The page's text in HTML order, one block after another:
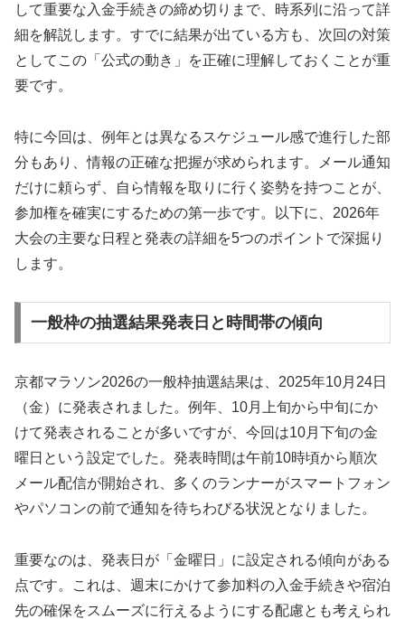
して重要な入金手続きの締め切りまで、時系列に沿って詳
細を解説します。すでに結果が出ている方も、次回の対策
としてこの「公式の動き」を正確に理解しておくことが重
要です。
特に今回は、例年とは異なるスケジュール感で進行した部
分もあり、情報の正確な把握が求められます。メール通知
だけに頼らず、自ら情報を取りに行く姿勢を持つことが、
参加権を確実にするための第一歩です。以下に、2026年
大会の主要な日程と発表の詳細を5つのポイントで深掘り
します。
一般枠の抽選結果発表日と時間帯の傾向
京都マラソン2026の一般枠抽選結果は、2025年10月24日
（金）に発表されました。例年、10月上旬から中旬にか
けて発表されることが多いですが、今回は10月下旬の金
曜日という設定でした。発表時間は午前10時頃から順次
メール配信が開始され、多くのランナーがスマートフォン
やパソコンの前で通知を待ちわびる状況となりました。
重要なのは、発表日が「金曜日」に設定される傾向がある
点です。これは、週末にかけて参加料の入金手続きや宿泊
先の確保をスムーズに行えるようにする配慮とも考えられ